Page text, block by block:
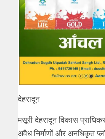
देहरादून
मसूरी देहरादून विकास
अवैध निर्माणों और अनधिकृत